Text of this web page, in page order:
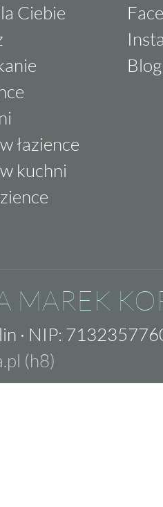
Ciebie
łazience
kuchni
Blog
MAREK
· NIP:
(h8)